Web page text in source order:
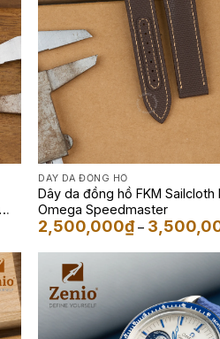
DÂY DA ĐỒNG HỒ
Dây da đồng hồ FKM Sailcloth
Omega Speedmaster
2,500,000₫ –